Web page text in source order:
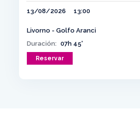
13/08/2026 13:00
Livorno - Golfo Aranci
Duración: 07h 45'
Reservar